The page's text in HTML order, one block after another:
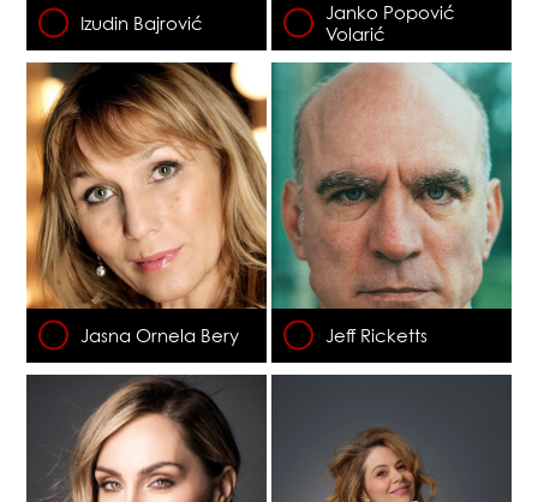
Izudin Bajrović
Janko Popović
Volarić
Jasna Ornela Bery Jeff Ricketts